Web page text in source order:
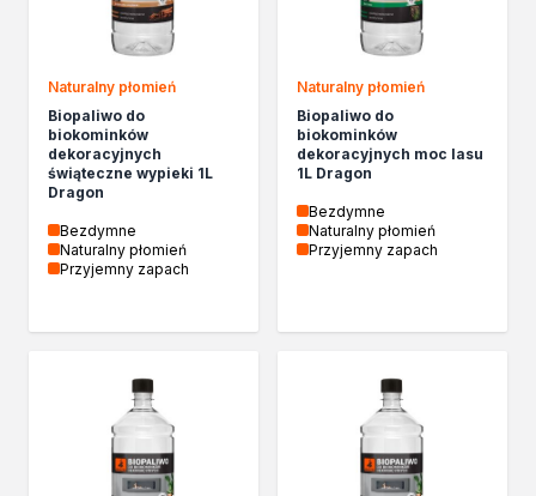
Chemia gospodarcza
Odkamieniacze
Preparaty udrażniające
Środki czyszczące
Chemia motoryzacyjna
Żywice
Zmywacze
Produkty do reperacji nadwozi
Szpachlówki
Artykuły sezonowe
Paliwa specjalistyczne
Klejenie i uszczelnianie
Kleje montażowe
Kleje naprawcze
Kleje specjalistyczne
Naturalny płomień
Biopaliwo do
biokominków
dekoracyjnych
świąteczne wypieki 1L
Dragon
Bezdymne
Naturalny płomień
Przyjemny zapach
Naturalny płomień
Biopaliwo do
biokominków
dekoracyjnych moc lasu
1L Dragon
Bezdymne
Naturalny płomień
Przyjemny zapach